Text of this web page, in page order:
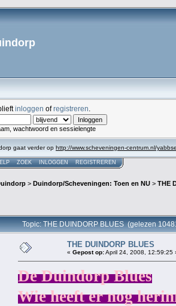
inloggen ofregistreren
wachtwoord en sessielengte
gaat verder op http://www.scheveningen-centrum.nl/
ZOEK INLOGGEN REGISTREREN
> Duindorp/Scheveningen: Toen en NU > THE
Topic: THE DUINDORP BLUES (gelezen
THE DUINDORP BLUES
« Gepost op:April 24, 2008, 12:59:25
De Duindorp Blues
Wie heeft er nog